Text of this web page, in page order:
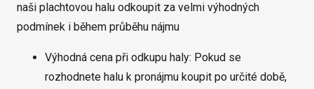
naši plachtovou halu odkoupit za velmi výhodných
podmínek i během průběhu nájmu
Výhodná cena při odkupu haly: Pokud se
rozhodnete halu k pronájmu koupit po určité době,